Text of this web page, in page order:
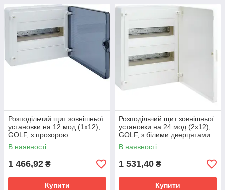
Розподільчий щит зовнішньої
установки на 12 мод.(1х12),
GOLF, з прозорою
дверцятами
В наявності
1 466,92 ₴
Купити
Розподільчий щит зовнішньої
установки на 24 мод.(2х12),
GOLF, з білими дверцятами
В наявності
1 531,40 ₴
Купити